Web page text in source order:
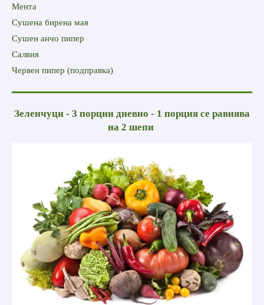
Мента
Сушена бирена мая
Сушен анчо пипер
Салвия
Червен пипер (подправка)
Зеленчуци - 3 порции дневно - 1 порция се равнява
на 2 шепи